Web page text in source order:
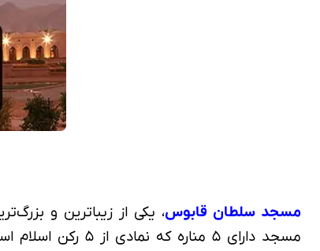
مسجد سلطان قابوس
مسجد دارای ۵